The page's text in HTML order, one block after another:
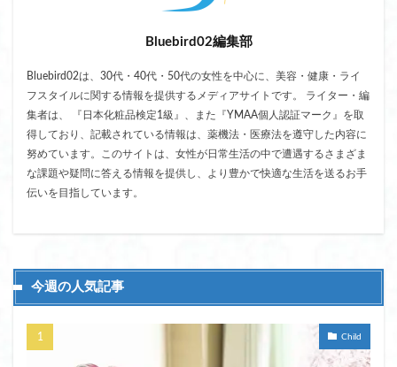
Bluebird02編集部
Bluebird02は、30代・40代・50代の女性を中心に、美容・健康・ライ
フスタイルに関する情報を提供するメディアサイトです。 ライター・編
集者は、 『日本化粧品検定1級』、また『YMAA個人認証マーク』を取
得しており、記載されている情報は、薬機法・医療法を遵守した内容に
努めています。このサイトは、女性が日常生活の中で遭遇するさまざま
な課題や疑問に答える情報を提供し、より豊かで快適な生活を送るお手
伝いを目指しています。
今週の人気記事
Child